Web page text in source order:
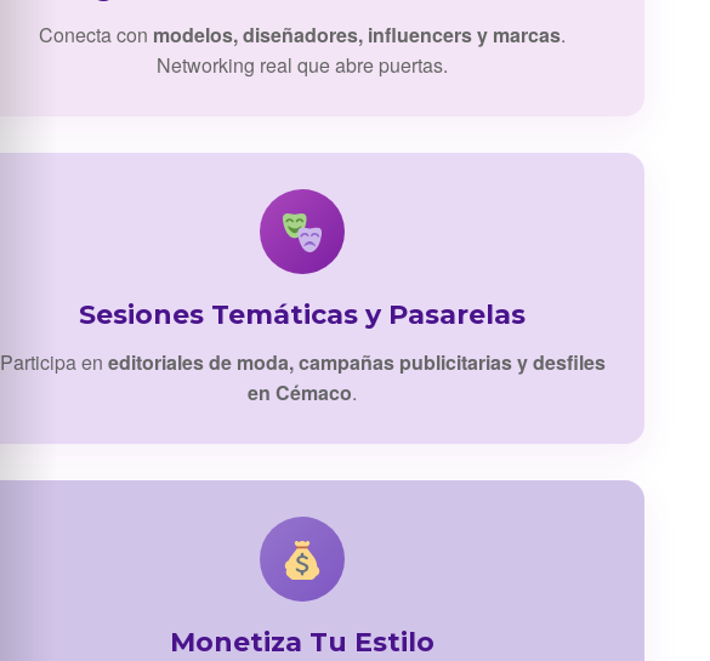
Conecta con modelos, diseñadores, influencers y marcas.
Networking real que abre puertas.
Sesiones Temáticas y Pasarelas
Participa en editoriales de moda, campañas publicitarias y desfiles
en Cémaco.
Monetiza Tu Estilo